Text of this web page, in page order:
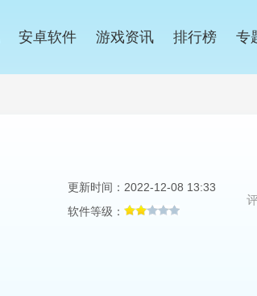
安卓软件 游戏资讯 排行榜 专
更新时间：2022-12-08 13:33
软件等级：